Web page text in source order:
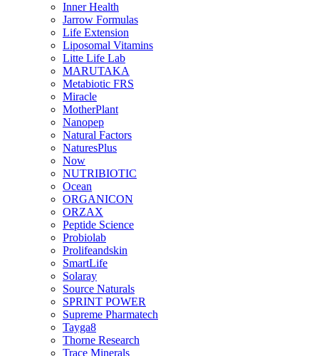
Inner Health
Jarrow Formulas
Life Extension
Liposomal Vitamins
Litte Life Lab
MARUTAKA
Metabiotic FRS
Miracle
MotherPlant
Nanopep
Natural Factors
NaturesPlus
Now
NUTRIBIOTIC
Ocean
ORGANICON
ORZAX
Peptide Science
Probiolab
Prolifeandskin
SmartLife
Solaray
Source Naturals
SPRINT POWER
Supreme Pharmatech
Tayga8
Thorne Research
Trace Minerals